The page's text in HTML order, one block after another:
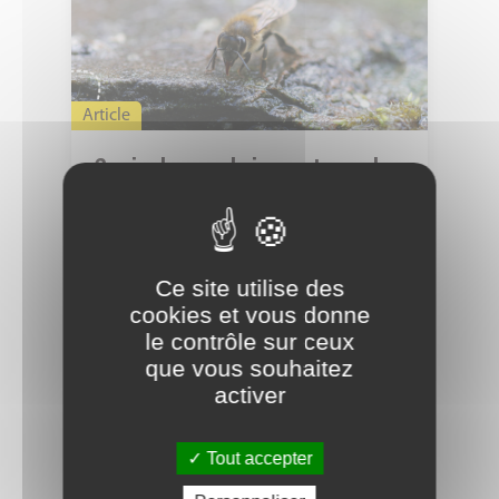
Article
Canicule : quels impacts sur le
ARTHROPOLOGIA
LIRE LA SUITE
impacts
sur
le
vivant
Ce site utilise des
cookies et vous donne
le contrôle sur ceux
que vous souhaitez
activer
Tout accepter